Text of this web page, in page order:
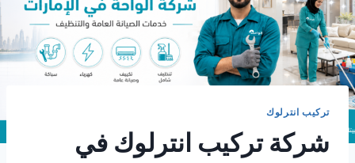
تركيب انترلوك
شركة تركيب انترلوك في